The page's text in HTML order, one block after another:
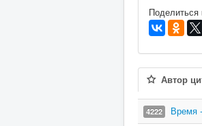
В
Поделиться
Автор
4222 Время